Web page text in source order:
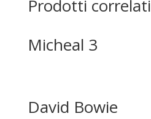
Prodotti correlati
Micheal 3
David Bowie